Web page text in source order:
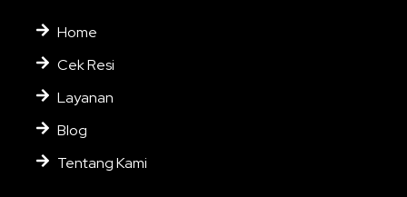
Home
Cek Resi
Layanan
Blog
Tentang Kami